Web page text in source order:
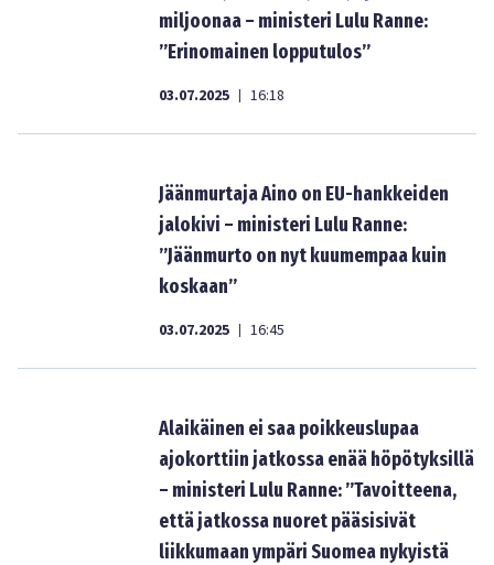
miljoonaa – ministeri Lulu Ranne:
”Erinomainen lopputulos”
03.07.2025 | 16:18
Jäänmurtaja Aino on EU-hankkeiden
jalokivi – ministeri Lulu Ranne:
”Jäänmurto on nyt kuumempaa kuin
koskaan”
03.07.2025 | 16:45
Alaikäinen ei saa poikkeuslupaa
ajokorttiin jatkossa enää höpötyksillä
– ministeri Lulu Ranne: ”Tavoitteena,
että jatkossa nuoret pääsisivät
liikkumaan ympäri Suomea nykyistä